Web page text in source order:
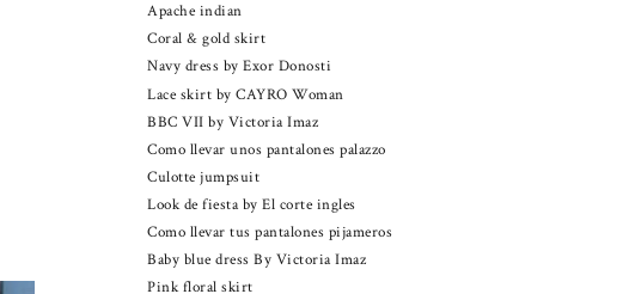
Apache indian
Coral & gold skirt
Navy dress by Exor Donosti
Lace skirt by CAYRO Woman
BBC VII by Victoria Imaz
Como llevar unos pantalones palazzo
Culotte jumpsuit
Look de fiesta by El corte ingles
Como llevar tus pantalones pijameros
Baby blue dress By Victoria Imaz
Pink floral skirt